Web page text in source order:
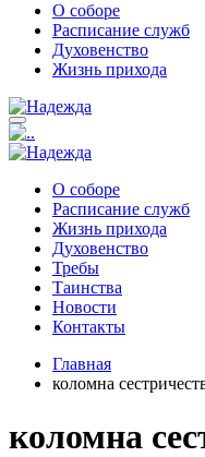
О соборе
Расписание служб
Духовенство
Жизнь прихода
О соборе
Расписание служб
Жизнь прихода
Духовенство
Требы
Таинства
Новости
Контакты
Главная
коломна
коломна